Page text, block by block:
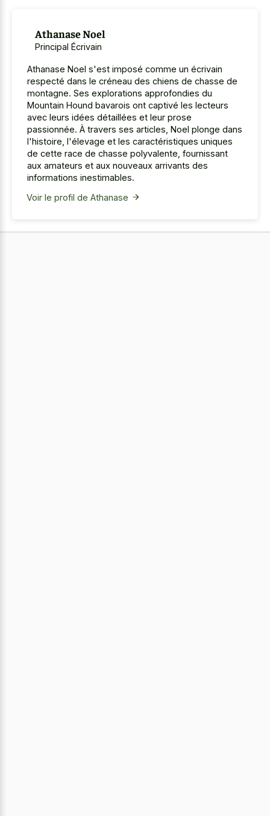
Athanase Noel
Principal Écrivain
Athanase Noel s'est imposé comme un écrivain
respecté dans le créneau des chiens de chasse de
montagne. Ses explorations approfondies du
Mountain Hound bavarois ont captivé les lecteurs
avec leurs idées détaillées et leur prose
passionnée. À travers ses articles, Noel plonge dans
l'histoire, l'élevage et les caractéristiques uniques
de cette race de chasse polyvalente, fournissant
aux amateurs et aux nouveaux arrivants des
informations inestimables.
Voir le profil de Athanase